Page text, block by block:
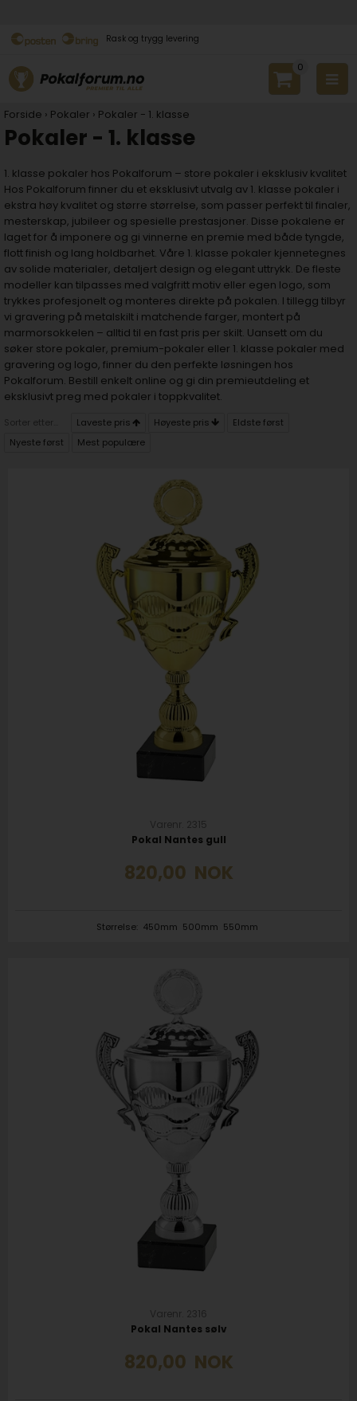
Rask og trygg levering
0
Forside › Pokaler › Pokaler - 1. klasse
Pokaler - 1. klasse
1. klasse pokaler hos Pokalforum – store pokaler i eksklusiv kvalitet
Hos Pokalforum finner du et eksklusivt utvalg av 1. klasse pokaler i
ekstra høy kvalitet og større størrelse, som passer perfekt til finaler,
mesterskap, jubileer og spesielle prestasjoner. Disse pokalene er
laget for å imponere og gi vinnerne en premie med både tyngde,
flott finish og lang holdbarhet. Våre 1. klasse pokaler kjennetegnes
av solide materialer, detaljert design og elegant uttrykk. De fleste
modeller kan tilpasses med valgfritt motiv eller egen logo, som
trykkes profesjonelt og monteres direkte på pokalen. I tillegg tilbyr
vi gravering på metalskilt i matchende farger, montert på
marmorsokkelen – alltid til en fast pris per skilt. Uansett om du
søker store pokaler, premium-pokaler eller 1. klasse pokaler med
gravering og logo, finner du den perfekte løsningen hos
Pokalforum. Bestill enkelt online og gi din premieutdeling et
eksklusivt preg med pokaler i toppkvalitet.
Sorter etter... Laveste pris Høyeste pris
Eldste først
Nyeste først
Mest populære
Varenr. 2315
Pokal Nantes gull
820,00 NOK
Størrelse: 450mm 500mm 550mm
Varenr. 2316
Pokal Nantes sølv
820,00 NOK